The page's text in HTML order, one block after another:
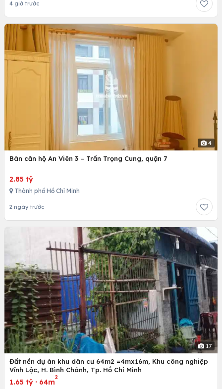
4 giờ trước
4
Bán căn hộ An Viên 3 – Trần Trọng Cung, quận 7
2.85 tỷ
Thành phố Hồ Chí Minh
2 ngày trước
17
Đất nền dự án khu dân cư 64m2 =4mx16m, Khu công nghiệp
Vĩnh Lộc, H. Bình Chánh, Tp. Hồ Chí Minh
1.65 tỷ · 64m
2